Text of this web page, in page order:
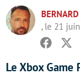
, le 21
Le Xbox Game